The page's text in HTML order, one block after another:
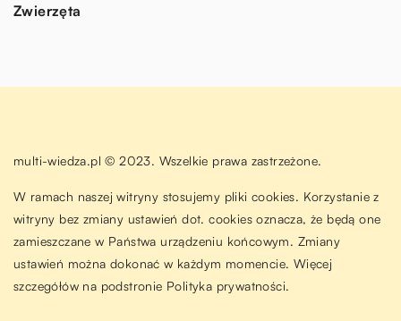
Zwierzęta
multi-wiedza.pl © 2023. Wszelkie prawa zastrzeżone.
W ramach naszej witryny stosujemy pliki cookies. Korzystanie z
witryny bez zmiany ustawień dot. cookies oznacza, że będą one
zamieszczane w Państwa urządzeniu końcowym. Zmiany
ustawień można dokonać w każdym momencie. Więcej
szczegółów na podstronie Polityka prywatności.